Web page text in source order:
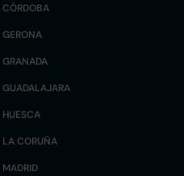
CÓRDOBA
GERONA
GRANADA
GUADALAJARA
HUESCA
LA CORUÑA
MADRID